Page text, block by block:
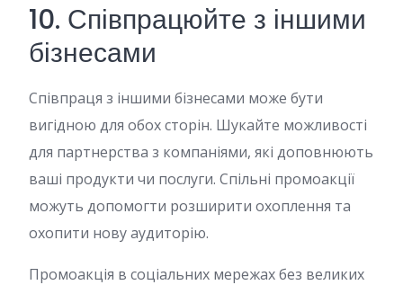
10. Співпрацюйте з іншими
бізнесами
Співпраця з іншими бізнесами може бути
вигідною для обох сторін. Шукайте можливості
для партнерства з компаніями, які доповнюють
ваші продукти чи послуги. Спільні промоакції
можуть допомогти розширити охоплення та
охопити нову аудиторію.
Промоакція в соціальних мережах без великих